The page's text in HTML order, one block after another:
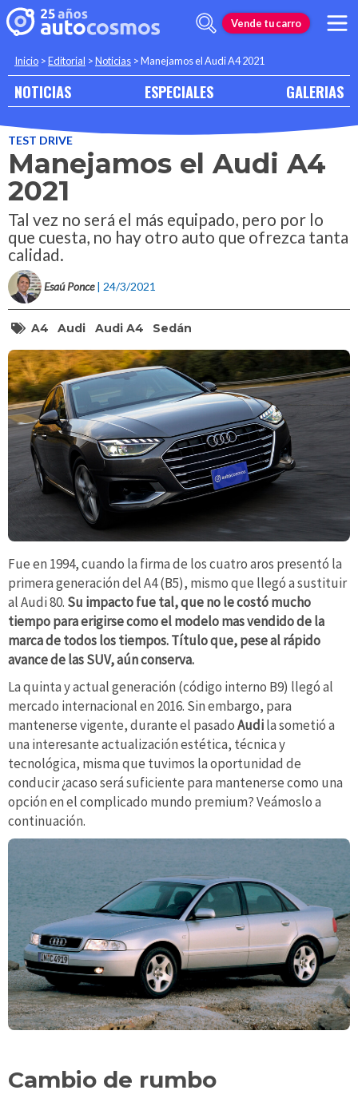
Vende tu carro
Inicio >Editorial >Noticias >Manejamos el Audi A4 2021
NOTICIAS ESPECIALES GALERIAS
TEST DRIVE
Manejamos el Audi A4
2021
Tal vez no será el más equipado, pero por lo
que cuesta, no hay otro auto que ofrezca tanta
calidad.
Esaú Ponce | 24/3/2021
A4 Audi Audi A4 Sedán
Fue en 1994, cuando la firma de los cuatro aros presentó la
primera generación del A4 (B5), mismo que llegó a sustituir
al Audi 80. Su impacto fue tal, que no le costó mucho
tiempo para erigirse como el modelo mas vendido de la
marca de todos los tiempos. Título que, pese al rápido
avance de las SUV, aún conserva.
La quinta y actual generación (código interno B9) llegó al
mercado internacional en 2016. Sin embargo, para
mantenerse vigente, durante el pasadoAudila sometió a
una interesante actualización estética, técnica y
tecnológica, misma que tuvimos la oportunidad de
conducir ¿acaso será suficiente para mantenerse como una
opción en el complicado mundo premium? Veámoslo a
continuación.
Cambio de rumbo